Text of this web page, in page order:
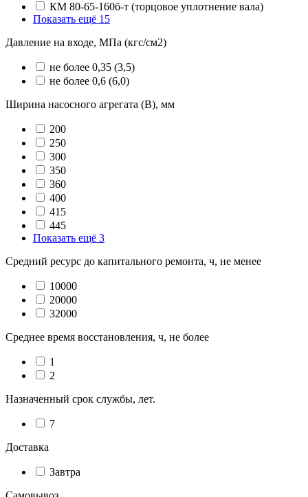
КМ 80-65-160б-т (торцовое уплотнение вала)
Показать ещё 15
Давление на входе, МПа (кгс/см2)
не более 0,35 (3,5)
не более 0,6 (6,0)
Ширина насосного агрегата (B), мм
200
250
300
350
360
400
415
445
Показать ещё 3
Средний ресурс до капитального ремонта, ч, не менее
10000
20000
32000
Среднее время восстановления, ч, не более
1
2
Назначенный срок службы, лет.
7
Доставка
Завтра